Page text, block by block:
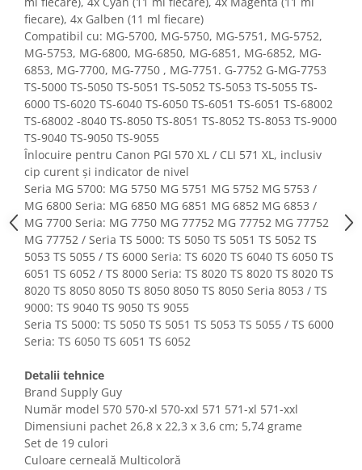
Aparate Frigorifice
Aparate Racire Aer
Aragaze si cuptoare cu microunde
Climatizare & sisteme de incalzire
Electrocasnice pentru Bucatarie
Fiare de calcat si masini de cusut
Ingrijire Locuinta
Purificatoare de aer
Fashion
Bijuterii
Ceasuri barbatesti
Ceasuri dama
Cutii, curele si accesorii ceasuri
Genti si accesorii barbati
Genti si accesorii femei
Imbracaminte barbati
Imbracaminte si Incaltaminte copii
Incaltaminte barbati
Incaltaminte femei
Ochelari de soare
Ochelari de vedere
fiecare), 4x Galben (11 ml fiecare)
Compatibil cu: MG-5700, MG-5750, MG-5751, MG-5752,
MG-5753, MG-6800, MG-6850, MG-6851, MG-6852, MG-
6853, MG-7700, MG-7750 , MG-7751. G-7752 G-MG-7753
TS-5000 TS-5050 TS-5051 TS-5052 TS-5053 TS-5055 TS-
6000 TS-6020 TS-6040 TS-6050 TS-6051 TS-6051 TS-68002
TS-68002 -8040 TS-8050 TS-8051 TS-8052 TS-8053 TS-9000
TS-9040 TS-9050 TS-9055
Înlocuire pentru Canon PGI 570 XL / CLI 571 XL, inclusiv
cip curent și indicator de nivel
Seria MG 5700: MG 5750 MG 5751 MG 5752 MG 5753 /
MG 6800 Seria: MG 6850 MG 6851 MG 6852 MG 6853 /
MG 7700 Seria: MG 7750 MG 77752 MG 77752 MG 77752
MG 77752 / Seria TS 5000: TS 5050 TS 5051 TS 5052 TS
5053 TS 5055 / TS 6000 Seria: TS 6020 TS 6040 TS 6050 TS
6051 TS 6052 / TS 8000 Seria: TS 8020 TS 8020 TS 8020 TS
8020 TS 8050 8050 TS 8050 8050 TS 8050 Seria 8053 / TS
9000: TS 9040 TS 9050 TS 9055
Seria TS 5000: TS 5050 TS 5051 TS 5053 TS 5055 / TS 6000
Seria: TS 6050 TS 6051 TS 6052
Detalii tehnice
Brand Supply Guy
Număr model ‎570 570-xl 570-xxl 571 571-xl 571-xxl
Dimensiuni pachet ‎26,8 x 22,3 x 3,6 cm; 5,74 grame
Set de 19 culori
Culoare cerneală Multicoloră